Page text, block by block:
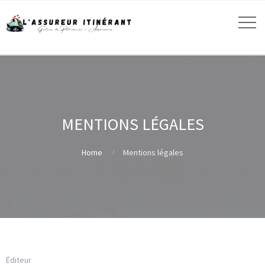
MENTIONS LÉGALES
Home Mentions légales
Éditeur